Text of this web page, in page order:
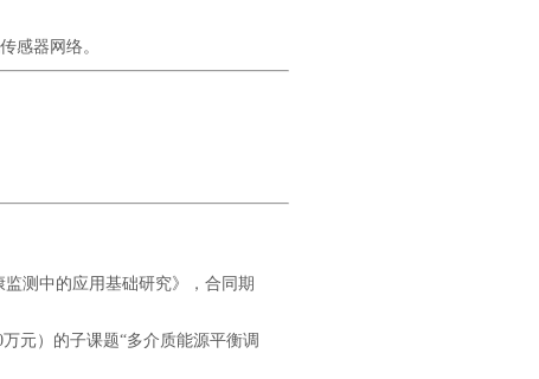
感器网络。
测中的应用基础研究》，合同期
元）的子课题“多介质能源平衡调